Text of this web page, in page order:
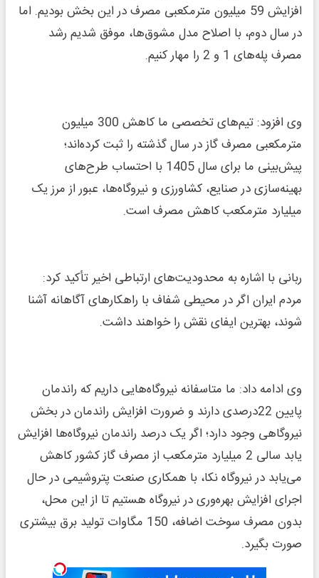
افزایش 59 میلیون مترمکعبی مصرف در این بخش بودیم. اما
در سال دوم، با اصلاح مدل مشوق‌ها، موفق شدیم رشد
مصرف پله‌های 1 و 2 را مهار کنیم.
وی افزود: تیم‌های تخصصی ما کاهش 300 میلیون
مترمکعبی مصرف گاز در سال گذشته را ثبت کرده‌اند؛
پیش‌بینی ما برای سال 1405 با احتساب طرح‌های
بهینه‌سازی در صنایع، کشاورزی و نیروگاه‌ها، عبور از مرز یک
میلیارد مترمکعب کاهش مصرف است.
ربانی با اشاره به محدودیت‌های ارتباطی اخیر تأکید کرد:
مردم ایران اگر در محیطی شفاف با راهکارهای آگاهانه آشنا
شوند، بهترین ایفای نقش را خواهند داشت.
وی ادامه داد: ما متاسفانه نیروگاه‌هایی داریم که راندمان
پایین 22درصدی دارند و ضرورت افزایش راندمان در بخش
نیروگاهی وجود دارد؛ اگر یک درصد راندمان نیروگاه‌ها افزایش
یابد سالی 2 میلیارد مترمکعب از مصرف گاز کشور کاهش
می‌یابد در نیروگاه نکا، با همکاری صنعت پتروشیمی در حال
اجرای افزایش بهره‌وری در نیروگاه هستیم تا از این محل،
بدون مصرف سوخت اضافه، 150 مگاوات تولید برق بیشتری
صورت بگیرد.